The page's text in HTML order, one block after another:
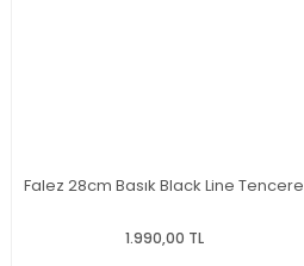
Falez 28cm Basık Black Line Tencere
1.990,00 TL